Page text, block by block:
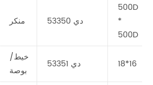
منكر دي 53350
500D
*
500D
خيط/
بوصة
دي 53351 18*16